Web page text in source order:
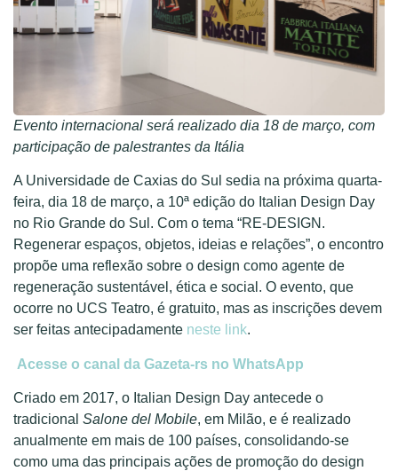
Evento internacional será realizado dia 18 de março, com
participação de palestrantes da Itália
A Universidade de Caxias do Sul sedia na próxima quarta-
feira, dia 18 de março, a 10ª edição do Italian Design Day
no Rio Grande do Sul. Com o tema “RE-DESIGN.
Regenerar espaços, objetos, ideias e relações”, o encontro
propõe uma reflexão sobre o design como agente de
regeneração sustentável, ética e social. O evento, que
ocorre no UCS Teatro, é gratuito, mas as inscrições devem
ser feitas antecipadamente neste link.
Acesse o canal da Gazeta-rs no WhatsApp
Criado em 2017, o Italian Design Day antecede o
tradicional Salone del Mobile, em Milão, e é realizado
anualmente em mais de 100 países, consolidando-se
como uma das principais ações de promoção do design